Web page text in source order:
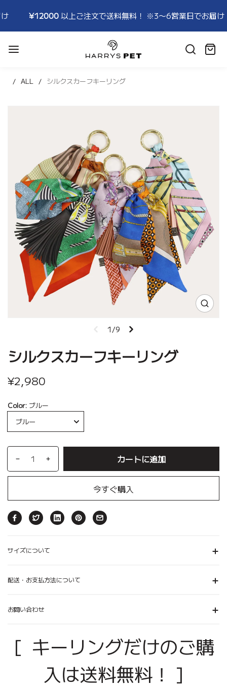
¥12000以上ご注文で送料無料！ ※3〜6営業日でお届け
HARRYSPET
カ
ALL シルクスカーフキーリング
1/9
シルクスカーフキーリング
¥2,980
Color: ブルー
カートに追加
今すぐ購入
サイズについて
配送・お支払方法について
お問い合わせ
[ キーリングだけのご購
入は送料無料！ ]